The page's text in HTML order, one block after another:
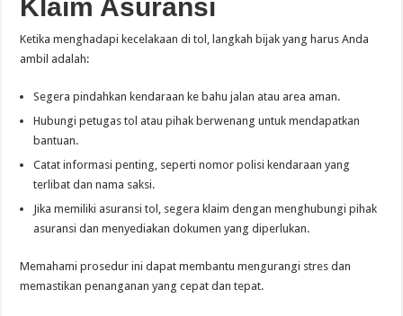
Klaim Asuransi
Ketika menghadapi kecelakaan di tol, langkah bijak yang harus Anda
ambil adalah:
Segera pindahkan kendaraan ke bahu jalan atau area aman.
Hubungi petugas tol atau pihak berwenang untuk mendapatkan
bantuan.
Catat informasi penting, seperti nomor polisi kendaraan yang
terlibat dan nama saksi.
Jika memiliki asuransi tol, segera klaim dengan menghubungi pihak
asuransi dan menyediakan dokumen yang diperlukan.
Memahami prosedur ini dapat membantu mengurangi stres dan
memastikan penanganan yang cepat dan tepat.